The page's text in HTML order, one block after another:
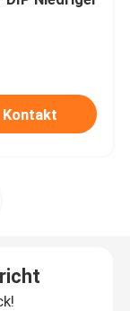
Kontakt